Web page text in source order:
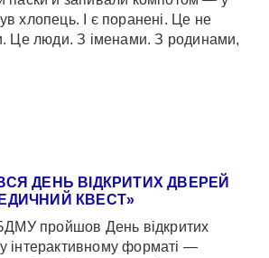
хлопець. І є поранені. Це не
Це люди. З іменами. З родинами,
ДЕНЬ ВІДКРИТИХ ДВЕРЕЙ
КВЕСТ»
пройшов День відкритих
інтерактивному форматі —